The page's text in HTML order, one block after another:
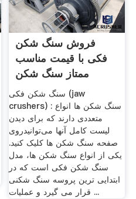
فروش سنگ شکن
فکی با قیمت مناسب
ممتاز سنگ شکن
سنگ شکن فکی (jaw
crushers) : سنگ شکن ها انواع
متعددی دارند که برای دیدن
لیست کامل آنها می‌توانیدروی
صفحه سنگ شکن ها کلیک کنید.
یکی از انواع سنگ شکن ها، مدل
سنگ شکن فکی است که در
ابتدایی ترین پروسه سنگ شکنی
قرار می گیرد و عملیات ...